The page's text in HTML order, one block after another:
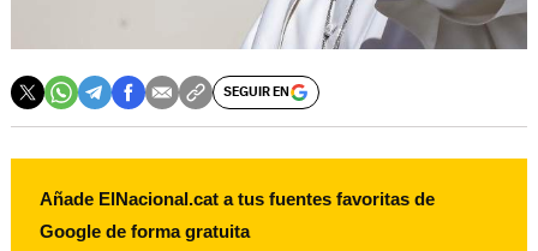
SEGUIR EN
Añade ElNacional.cat a tus fuentes favoritas de
Google de forma gratuita